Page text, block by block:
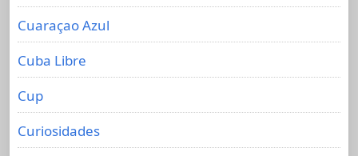
Cuaraçao Azul
Cuba Libre
Cup
Curiosidades